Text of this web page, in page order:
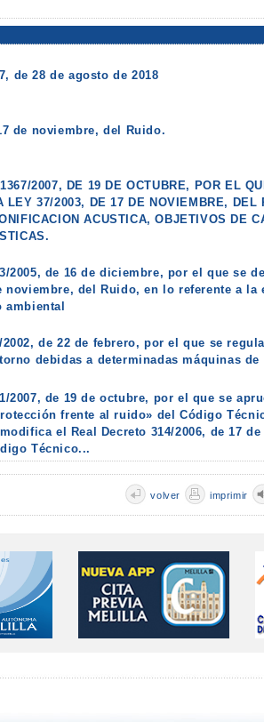
de 28 de agosto de 2018
de noviembre, del Ruido.
2007, DE 19 DE OCTUBRE, POR EL
LEY 37/2003, DE 17 DE NOVIEMBRE, DEL
ACUSTICA, OBJETIVOS DE
2005, de 16 de diciembre, por el que se
noviembre, del Ruido, en lo referente a la
2002, de 22 de febrero, por el que se
debidas a determinadas máquinas
2007, de 19 de octubre, por el que se
frente al ruido» del Código
el Real Decreto 314/2006, de 17
Técnico...
imprimir
volver